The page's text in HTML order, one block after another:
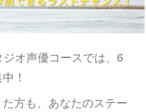
オ声優コースでは、6
！
方も、あなたのステー